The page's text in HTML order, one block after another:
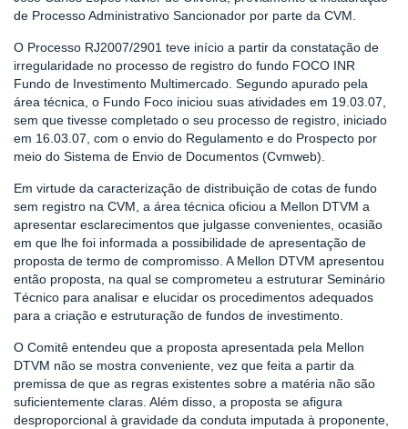
de Processo Administrativo Sancionador por parte da CVM.
O Processo RJ2007/2901 teve início a partir da constatação de
irregularidade no processo de registro do fundo FOCO INR
Fundo de Investimento Multimercado. Segundo apurado pela
área técnica, o Fundo Foco iniciou suas atividades em 19.03.07,
sem que tivesse completado o seu processo de registro, iniciado
em 16.03.07, com o envio do Regulamento e do Prospecto por
meio do Sistema de Envio de Documentos (Cvmweb).
Em virtude da caracterização de distribuição de cotas de fundo
sem registro na CVM, a área técnica oficiou a Mellon DTVM a
apresentar esclarecimentos que julgasse convenientes, ocasião
em que lhe foi informada a possibilidade de apresentação de
proposta de termo de compromisso. A Mellon DTVM apresentou
então proposta, na qual se comprometeu a estruturar Seminário
Técnico para analisar e elucidar os procedimentos adequados
para a criação e estruturação de fundos de investimento.
O Comitê entendeu que a proposta apresentada pela Mellon
DTVM não se mostra conveniente, vez que feita a partir da
premissa de que as regras existentes sobre a matéria não são
suficientemente claras. Além disso, a proposta se afigura
desproporcional à gravidade da conduta imputada à proponente,